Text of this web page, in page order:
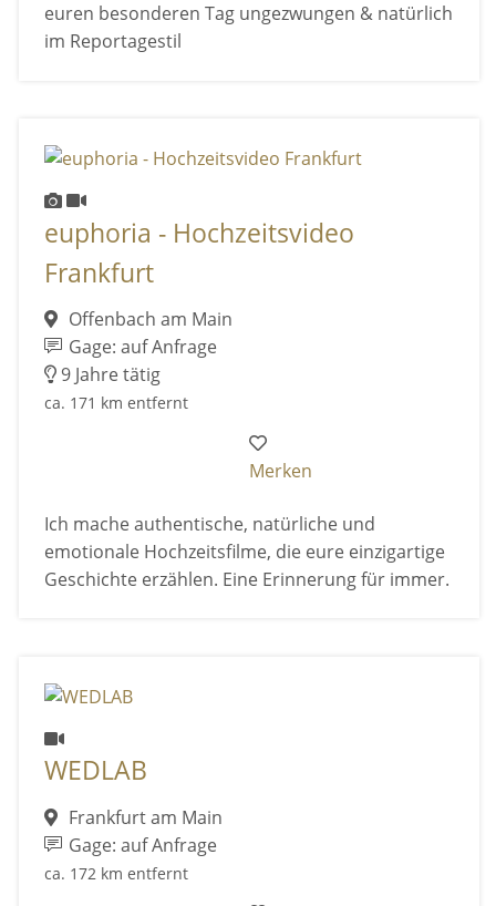
euren besonderen Tag ungezwungen & natürlich
im Reportagestil
euphoria - Hochzeitsvideo
Frankfurt
Offenbach am Main
Gage: auf Anfrage
9 Jahre tätig
ca. 171 km entfernt
Merken
Ich mache authentische, natürliche und
emotionale Hochzeitsfilme, die eure einzigartige
Geschichte erzählen. Eine Erinnerung für immer.
WEDLAB
Frankfurt am Main
Gage: auf Anfrage
ca. 172 km entfernt